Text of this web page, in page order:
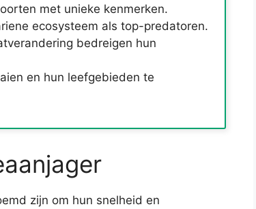
met unieke kenmerken.
ecosysteem als top-predatoren.
bedreigen hun
en hun leefgebieden te
zijn om hun snelheid en